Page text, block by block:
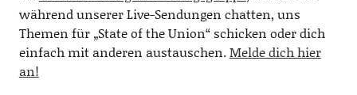
während unserer Live-Sendungen chatten, uns
Themen für „State of the Union“ schicken oder dich
einfach mit anderen austauschen.Melde dich hier
an!